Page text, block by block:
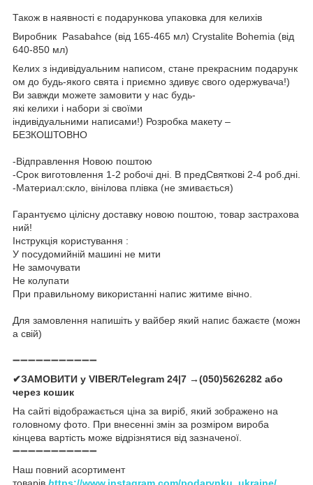
Також в наявності є подарункова упаковка для келихів
Виробник Pasabahce (від 165-465 мл) Crystalite Bohemia (від
640-850 мл)
Келих з індивідуальним написом, стане прекрасним подарунк
ом до будь-якого свята і приємно здивує свого одержувача!)
Ви завжди можете замовити у нас будь-
які келихи і набори зі своїми
індивідуальними написами!) Розробка макету –
БЕЗКОШТОВНО
-Відправлення Новою поштою
-Срок виготовлення 1-2 робочі дні. В предСвяткові 2-4 роб.дні.
-Материал:скло, вінілова плівка (не змивається)
Гарантуємо цілісну доставку новою поштою, товар застрахова
ний!
Інструкція користування :
У посудомийній машині не мити
Не замочувати
Не колупати
При правильному використанні напис житиме вічно.
Для замовлення напишіть у вайбер який напис бажаєте (можн
а свій)
➖➖➖➖➖➖➖➖➖➖➖
✔ЗАМОВИТИ у VIBER/Telegram 24|7 →(050)5626282 або
через кошик
На сайті відображається ціна за виріб, який зображено на
головному фото. При внесенні змін за розміром вироба
кінцева вартість може відрізнятися від зазначеної.
➖➖➖➖➖➖➖➖➖➖➖
Наш повний асортимент
товарів https://www.instagram.com/podarynku_ukraine/